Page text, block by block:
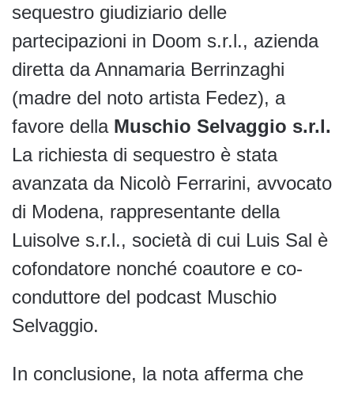
sequestro giudiziario delle
partecipazioni in Doom s.r.l., azienda
diretta da Annamaria Berrinzaghi
(madre del noto artista Fedez), a
favore della Muschio Selvaggio s.r.l.
La richiesta di sequestro è stata
avanzata da Nicolò Ferrarini, avvocato
di Modena, rappresentante della
Luisolve s.r.l., società di cui Luis Sal è
cofondatore nonché coautore e co-
conduttore del podcast Muschio
Selvaggio.
In conclusione, la nota afferma che